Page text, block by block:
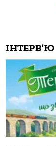
ІНТЕРВ'Ю